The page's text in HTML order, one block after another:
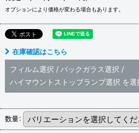
オプションにより価格が変わる場合もあります。
在庫確認はこちら
フィルム選択 / バックガラス選択 /
ハイマウントストップランプ選択 を
数量: